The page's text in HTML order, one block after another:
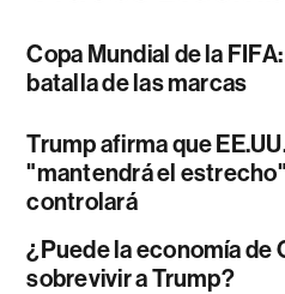
Copa Mundial de la
batalla de las marcas
Trump afirma que
"mantendrá el
controlará
¿Puede la economía de
sobrevivir a Trump?